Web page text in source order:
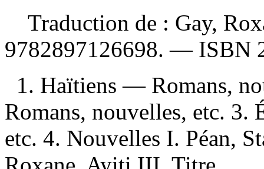
Traduction de : Gay,
9782897126698. — ISBN
1. Haïtiens — Romans,
Romans, nouvelles, etc.
etc. 4. Nouvelles I. Péan,